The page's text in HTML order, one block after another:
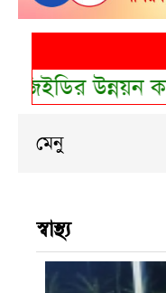
কাজে গতি ও
মেনু
স্বাস্থ্য